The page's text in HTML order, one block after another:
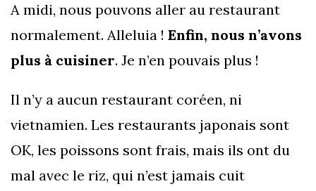
A midi, nous pouvons aller au restaurant
normalement. Alleluia ! Enfin, nous n’avons
plus à cuisiner. Je n’en pouvais plus !
Il n’y a aucun restaurant coréen, ni
vietnamien. Les restaurants japonais sont
OK, les poissons sont frais, mais ils ont du
mal avec le riz, qui n’est jamais cuit